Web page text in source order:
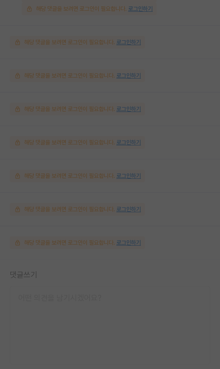
해당 댓글을 보려면 로그인이 필요합니다. 로그인하기
해당 댓글을 보려면 로그인이 필요합니다. 로그인하기
해당 댓글을 보려면 로그인이 필요합니다. 로그인하기
해당 댓글을 보려면 로그인이 필요합니다. 로그인하기
해당 댓글을 보려면 로그인이 필요합니다. 로그인하기
해당 댓글을 보려면 로그인이 필요합니다. 로그인하기
해당 댓글을 보려면 로그인이 필요합니다. 로그인하기
해당 댓글을 보려면 로그인이 필요합니다. 로그인하기
댓글쓰기